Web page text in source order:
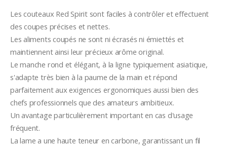
Les couteaux Red Spirit sont faciles à contrôler et effectuent
des coupes précises et nettes.
Les aliments coupés ne sont ni écrasés ni émiettés et
maintiennent ainsi leur précieux arôme original.
Le manche rond et élégant, à la ligne typiquement asiatique,
s'adapte très bien à la paume de la main et répond
parfaitement aux exigences ergonomiques aussi bien des
chefs professionnels que des amateurs ambitieux.
Un avantage particulièrement important en cas d'usage
fréquent.
La lame a une haute teneur en carbone, garantissant un fil